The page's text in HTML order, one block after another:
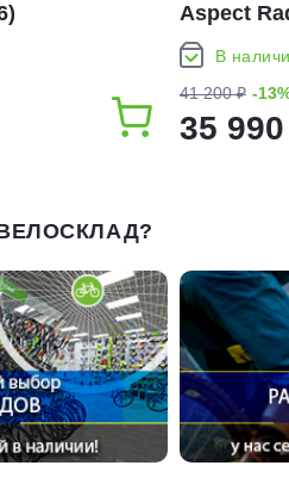
Aspect
В
41 200 ₽ -
35